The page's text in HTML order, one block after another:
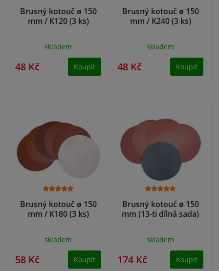
Brusný kotouč ø 150
mm / K120 (3 ks)
skladem
48 Kč Koupit
Brusný kotouč ø 150
mm / K240 (3 ks)
skladem
48 Kč Koupit
Brusný kotouč ø 150
mm / K180 (3 ks)
skladem
58 Kč Koupit
Brusný kotouč ø 150
mm (13-ti dílná sada)
skladem
174 Kč Koupit